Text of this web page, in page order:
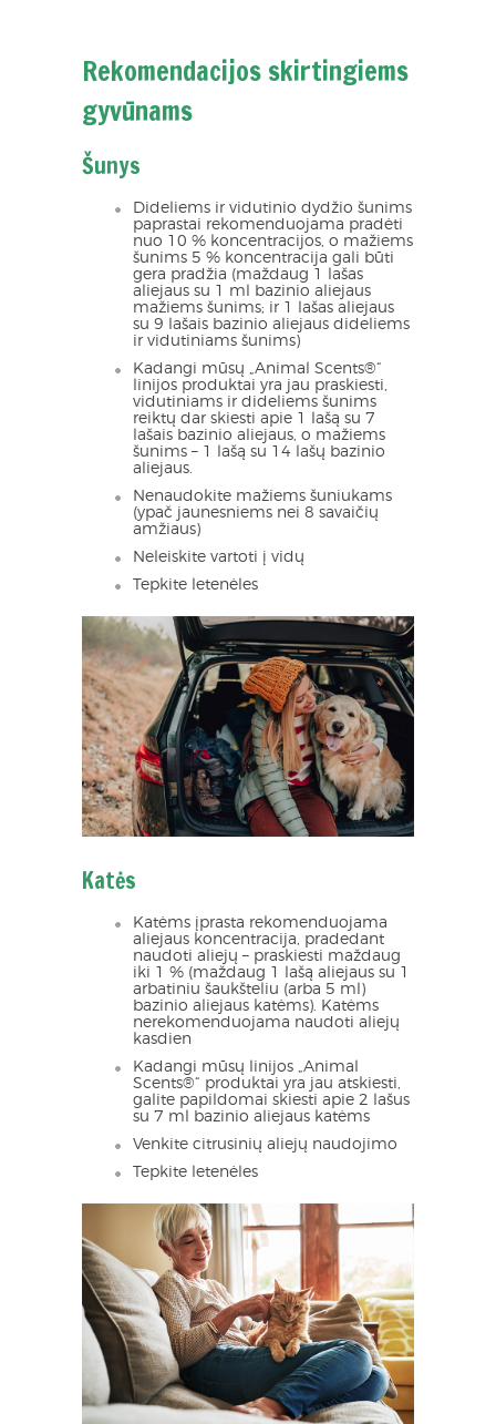
Rekomendacijos skirtingiems
gyvūnams
Šunys
Dideliems ir vidutinio dydžio šunims
paprastai rekomenduojama pradėti
nuo 10 % koncentracijos, o mažiems
šunims 5 % koncentracija gali būti
gera pradžia (maždaug 1 lašas
aliejaus su 1 ml bazinio aliejaus
mažiems šunims; ir 1 lašas aliejaus
su 9 lašais bazinio aliejaus dideliems
ir vidutiniams šunims)
Kadangi mūsų „Animal Scents®“
linijos produktai yra jau praskiesti,
vidutiniams ir dideliems šunims
reiktų dar skiesti apie 1 lašą su 7
lašais bazinio aliejaus, o mažiems
šunims – 1 lašą su 14 lašų bazinio
aliejaus.
Nenaudokite mažiems šuniukams
(ypač jaunesniems nei 8 savaičių
amžiaus)
Neleiskite vartoti į vidų
Tepkite letenėles
Katės
Katėms įprasta rekomenduojama
aliejaus koncentracija, pradedant
naudoti aliejų – praskiesti maždaug
iki 1 % (maždaug 1 lašą aliejaus su 1
arbatiniu šaukšteliu (arba 5 ml)
bazinio aliejaus katėms). Katėms
nerekomenduojama naudoti aliejų
kasdien
Kadangi mūsų linijos „Animal
Scents®“ produktai yra jau atskiesti,
galite papildomai skiesti apie 2 lašus
su 7 ml bazinio aliejaus katėms
Venkite citrusinių aliejų naudojimo
Tepkite letenėles